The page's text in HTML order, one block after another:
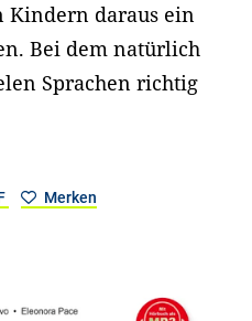
Kindern daraus ein
Bei dem natürlich
Sprachen richtig
Merken